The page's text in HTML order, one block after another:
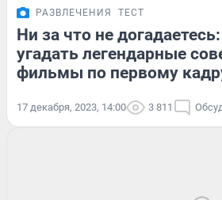
РАЗВЛЕЧЕНИЯ ТЕСТ
Ни за что не
угадать легендарные
фильмы по первому
17 декабря, 2023, 14:00 3 811